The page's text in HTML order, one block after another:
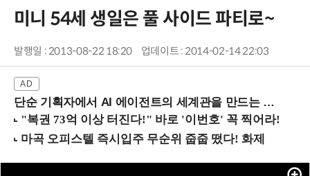
미니 54세 생일은 풀 사이드 파티로~
발행일 : 2013-08-22 18:20 업데이트 : 2014-02-14 22:03
단순 기획자에서 AI 에이전트의 세계관을 만드는 지식 설계자로.. (8/20 강남역)